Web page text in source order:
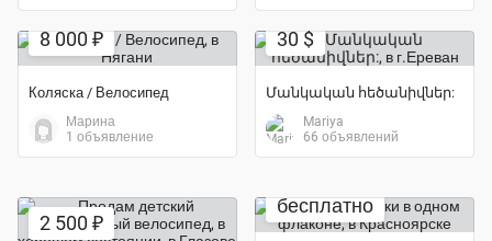
8 000 ₽
Коляска / Велосипед
Марина
1 объявление
30 $
Մանկական հեծանիվներ:
Mariya
66 объявлений
2 500 ₽
бесплатно